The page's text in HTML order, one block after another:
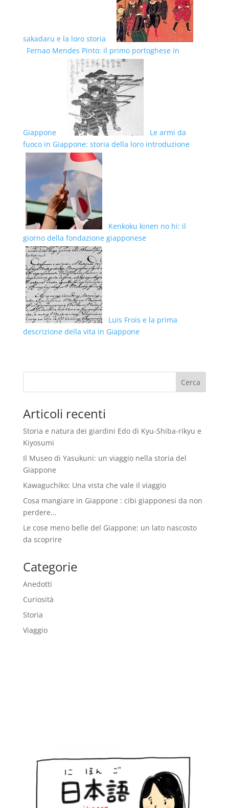
sakadaru e la loro storia
Fernao Mendes Pinto: il primo portoghese in
Giappone
Le armi da
fuoco in Giappone: storia della loro introduzione
Kenkoku kinen no hi: il
giorno della fondazione giapponese
Luis Frois e la prima
descrizione della vita in Giappone
Articoli recenti
Storia e natura dei giardini Edo di Kyu-Shiba-rikyu e
Kiyosumi
Il Museo di Yasukuni: un viaggio nella storia del
Giappone
Kawaguchiko: Una vista che vale il viaggio
Cosa mangiare in Giappone : cibi giapponesi da non
perdere…
Le cose meno belle del Giappone: un lato nascosto
da scoprire
Categorie
Anedotti
Curiosità
Storia
Viaggio